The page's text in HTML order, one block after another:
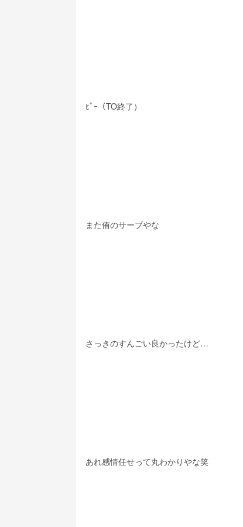
ﾋﾟｰ（TO終了）
また侑のサーブやな
さっきのすんごい良かったけど…
あれ感情任せって丸わかりやな笑